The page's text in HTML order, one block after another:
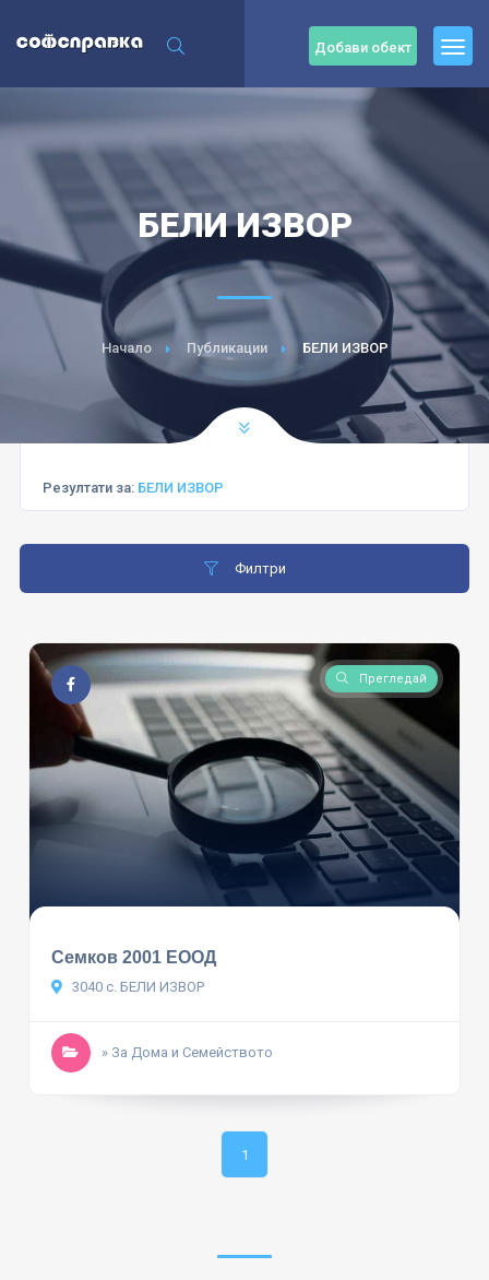
Добави обект
БЕЛИ ИЗВОР
Начало Публикации БЕЛИ ИЗВОР
Резултати за: БЕЛИ ИЗВОР
Филтри
Прегледай
Семков 2001 ЕООД
3040 с. БЕЛИ ИЗВОР
» За Дома и Семейството
1